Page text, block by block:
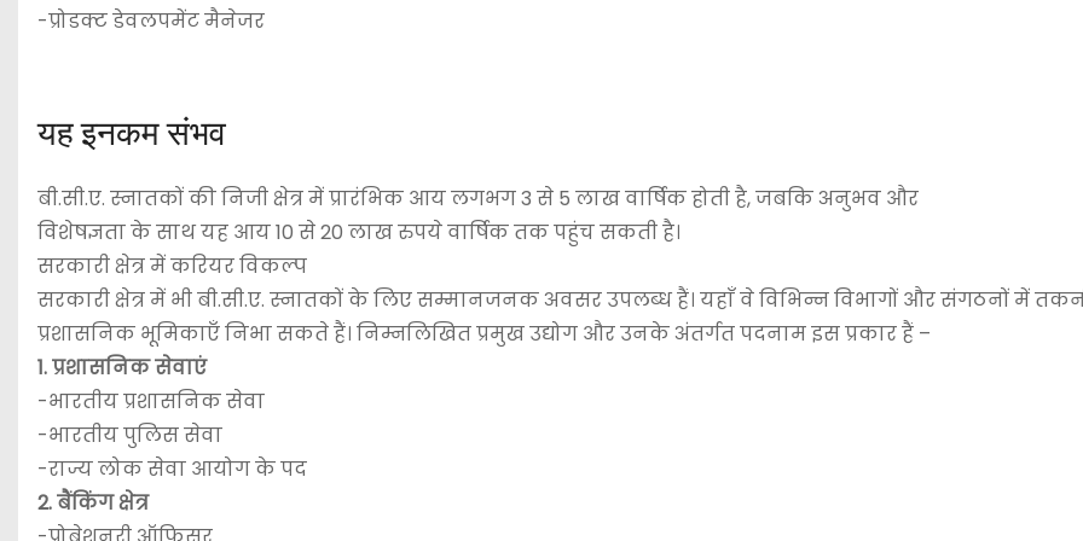
-प्रोडक्ट डेवलपमेंट मैनेजर
यह इनकम संभव
बी.सी.ए. स्नातकों की निजी क्षेत्र में प्रारंभिक आय लगभग 3 से 5 लाख वार्षिक होती है, जबकि अनुभव और
विशेषज्ञता के साथ यह आय 10 से 20 लाख रुपये वार्षिक तक पहुंच सकती है।
सरकारी क्षेत्र में करियर विकल्प
सरकारी क्षेत्र में भी बी.सी.ए. स्नातकों के लिए सम्मानजनक अवसर उपलब्ध हैं। यहाँ वे विभिन्न विभागों और संगठनों में
प्रशासनिक भूमिकाएँ निभा सकते हैं। निम्नलिखित प्रमुख उद्योग और उनके अंतर्गत पदनाम इस प्रकार हैं –
1. प्रशासनिक सेवाएं
-भारतीय प्रशासनिक सेवा
-भारतीय पुलिस सेवा
-राज्य लोक सेवा आयोग के पद
2. बैंकिंग क्षेत्र